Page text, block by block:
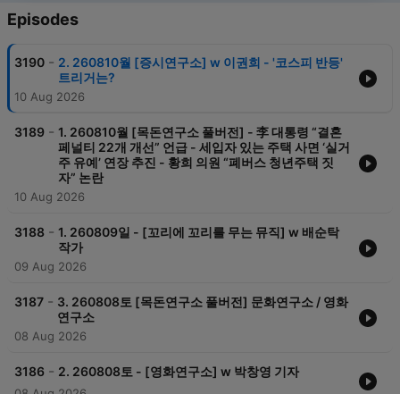
Episodes
3190 - 2. 260810월 [증시연구소] w 이권희 - '코스피 반등'
트리거는?
10 Aug 2026
3189 - 1. 260810월 [목돈연구소 풀버전] - 李 대통령 “결혼
페널티 22개 개선” 언급 - 세입자 있는 주택 사면 ‘실거
주 유예’ 연장 추진 - 황희 의원 “폐버스 청년주택 짓
자” 논란
10 Aug 2026
3188 - 1. 260809일 - [꼬리에 꼬리를 무는 뮤직] w 배순탁
작가
09 Aug 2026
3187 - 3. 260808토 [목돈연구소 풀버전] 문화연구소 / 영화
연구소
08 Aug 2026
3186 - 2. 260808토 - [영화연구소] w 박창영 기자